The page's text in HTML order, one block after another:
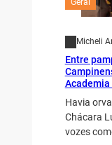
Geral
Micheli
Entre
Havia
Chácara
vozes